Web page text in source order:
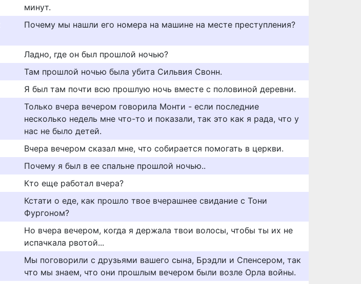
минут.
Почему мы нашли его номера на машине на месте преступления?
Ладно, где он был прошлой ночью?
Там прошлой ночью была убита Сильвия Свонн.
Я был там почти всю прошлую ночь вместе с половиной деревни.
Только вчера вечером говорила Монти - если последние
несколько недель мне что-то и показали, так это как я рада, что у
нас не было детей.
Вчера вечером сказал мне, что собирается помогать в церкви.
Почему я был в ее спальне прошлой ночью..
Кто еще работал вчера?
Кстати о еде, как прошло твое вчерашнее свидание с Тони
Фургоном?
Но вчера вечером, когда я держала твои волосы, чтобы ты их не
испачкала рвотой...
Мы поговорили с друзьями вашего сына, Брэдли и Спенсером, так
что мы знаем, что они прошлым вечером были возле Орла войны.